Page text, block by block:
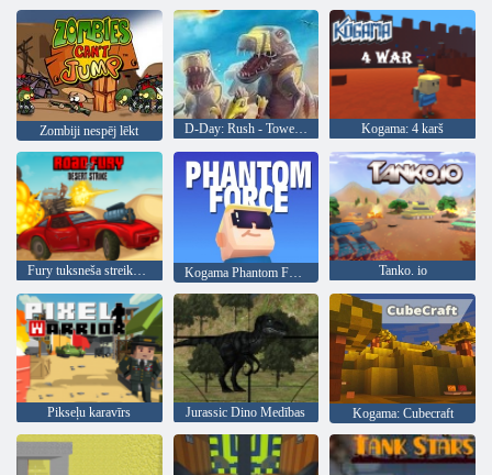
Zombiji nespēj lēkt D-Day: Rush - Tower Defense Kogama: 4 karš
Fury tuksneša streika ceļš Kogama Phantom Force Tanko. io
Pikseļu karavīrs Jurassic Dino Medības Kogama: Cubecraft